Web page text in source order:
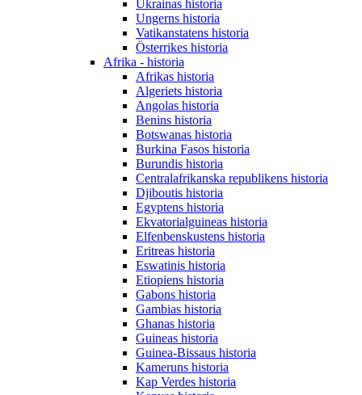
Ukrainas historia
Ungerns historia
Vatikanstatens historia
Österrikes historia
Afrika - historia
Afrikas historia
Algeriets historia
Angolas historia
Benins historia
Botswanas historia
Burkina Fasos historia
Burundis historia
Centralafrikanska republikens historia
Djiboutis historia
Egyptens historia
Ekvatorialguineas historia
Elfenbenskustens historia
Eritreas historia
Eswatinis historia
Etiopiens historia
Gabons historia
Gambias historia
Ghanas historia
Guineas historia
Guinea-Bissaus historia
Kameruns historia
Kap Verdes historia